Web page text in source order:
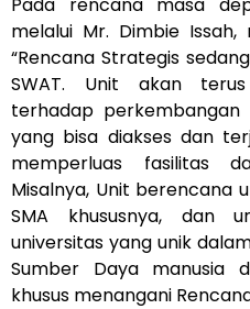
melalui Mr. Dimbie Issah,
“Rencana Strategis
SWAT. Unit akan
terhadap
yang bisa diakses dan
memperluas fasilitas
Misalnya, Unit berencana
SMA khususnya, dan
universitas yang unik
Sumber Daya manusia
khusus menangani